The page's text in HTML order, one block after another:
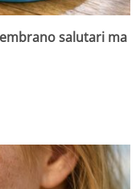
salutari ma